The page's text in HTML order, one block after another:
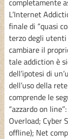
completamente
L’Internet
finale di “quasi
terzo degli
cambiare il
tale addiction è
dell’ipotesi di
dell’uso della
comprende le
“azzardo on
Overload; Cyber
offline); Net